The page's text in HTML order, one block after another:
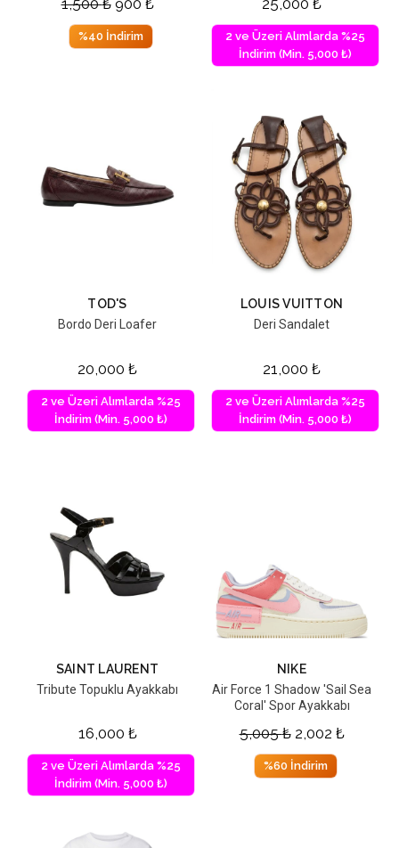
%40 İndirim
2 ve Üzeri Alımlarda %25
İndirim (Min. 5,000 ₺)
TOD'S
Bordo Deri Loafer
20,000 ₺
2 ve Üzeri Alımlarda %25
İndirim (Min. 5,000 ₺)
LOUIS VUITTON
Deri Sandalet
21,000 ₺
2 ve Üzeri Alımlarda %25
İndirim (Min. 5,000 ₺)
SAINT LAURENT
Tribute Topuklu Ayakkabı
16,000 ₺
2 ve Üzeri Alımlarda %25
İndirim (Min. 5,000 ₺)
NIKE
Air Force 1 Shadow 'Sail Sea
Coral' Spor Ayakkabı
5,005₺ 2,002 ₺
%60 İndirim